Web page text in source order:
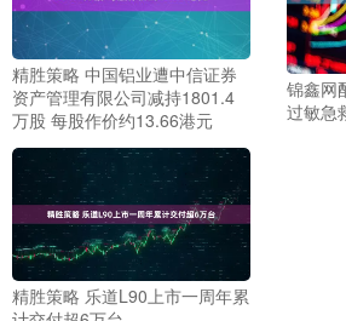
精胜策略 中国铝业遭中信证券
资产管理有限公司减持1801.4
万股 每股作价约13.66港元
锦鑫网
过敏急
精胜策略 乐道L90上市一周年累